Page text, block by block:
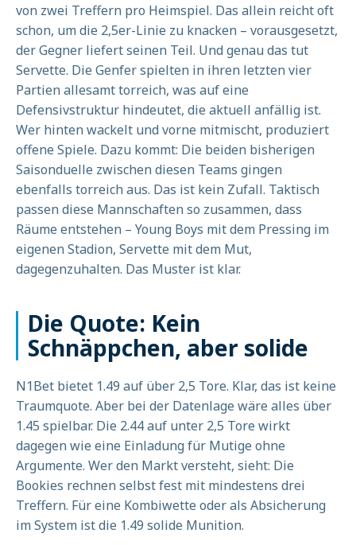
von zwei Treffern pro Heimspiel. Das allein reicht oft
schon, um die 2,5er-Linie zu knacken – vorausgesetzt,
der Gegner liefert seinen Teil. Und genau das tut
Servette. Die Genfer spielten in ihren letzten vier
Partien allesamt torreich, was auf eine
Defensivstruktur hindeutet, die aktuell anfällig ist.
Wer hinten wackelt und vorne mitmischt, produziert
offene Spiele. Dazu kommt: Die beiden bisherigen
Saisonduelle zwischen diesen Teams gingen
ebenfalls torreich aus. Das ist kein Zufall. Taktisch
passen diese Mannschaften so zusammen, dass
Räume entstehen – Young Boys mit dem Pressing im
eigenen Stadion, Servette mit dem Mut,
dagegenzuhalten. Das Muster ist klar.
Die Quote: Kein
Schnäppchen, aber solide
N1Bet bietet 1.49 auf über 2,5 Tore. Klar, das ist keine
Traumquote. Aber bei der Datenlage wäre alles über
1.45 spielbar. Die 2.44 auf unter 2,5 Tore wirkt
dagegen wie eine Einladung für Mutige ohne
Argumente. Wer den Markt versteht, sieht: Die
Bookies rechnen selbst fest mit mindestens drei
Treffern. Für eine Kombiwette oder als Absicherung
im System ist die 1.49 solide Munition.